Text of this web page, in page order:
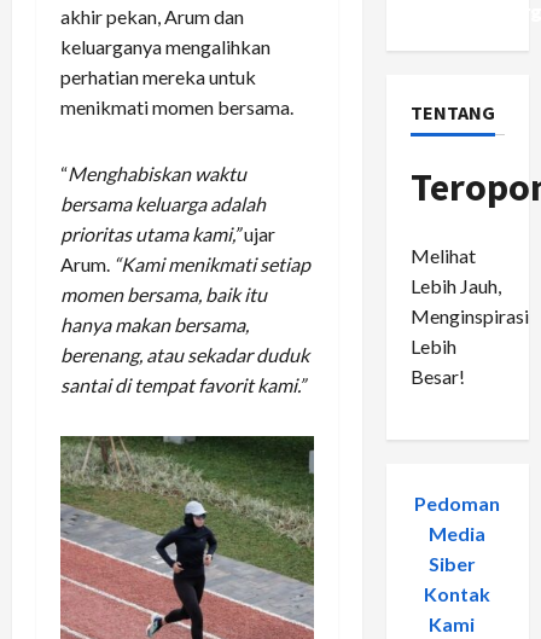
akhir pekan, Arum dan
keluarganya mengalihkan
perhatian mereka untuk
menikmati momen bersama.
“Menghabiskan waktu
bersama keluarga adalah
prioritas utama kami,”ujar
Arum. “Kami menikmati setiap
momen bersama, baik itu
hanya makan bersama,
berenang, atau sekadar duduk
santai di tempat favorit kami.”
TENTANG
Melihat
Lebih Jauh,
Menginspirasi
Lebih
Besar!
Pedoman
Media
Siber-
Kontak
Kami